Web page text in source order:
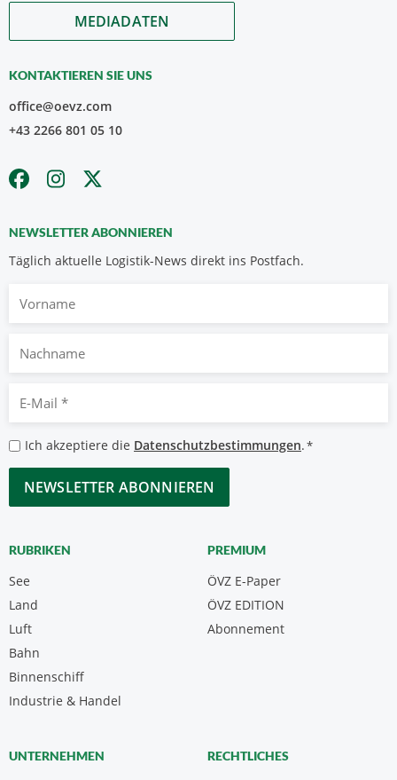
MEDIADATEN
KONTAKTIEREN SIE UNS
office@oevz.com
+43 2266 801 05 10
NEWSLETTER ABONNIEREN
Täglich aktuelle Logistik-News direkt ins Postfach.
Vorname
Nachname
Mail
*
Datenschutzbestimmungen
*
Ich akzeptiere die Datenschutzbestimmungen.*
CAPTCHA
RUBRIKEN
See
Land
Luft
Bahn
Binnenschiff
Industrie & Handel
PREMIUM
ÖVZ E-Paper
Abonnement
ÖVZ EDITION
UNTERNEHMEN RECHTLICHES